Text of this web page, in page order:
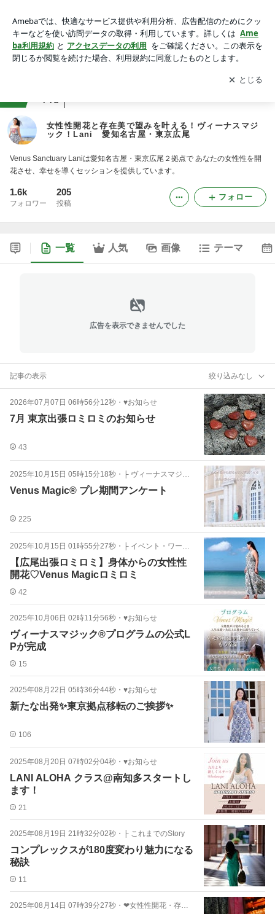
ani 愛知名古屋・東京広尾
アプリをダウンロードして ブログの更新通知
を受け取りまし
ょう。
開く
440
女性性開花と存在美で望みを叶える！ヴィーナスマジ
ック！Lani 愛知名古屋・東京広尾
Venus Sanctuary Laniは愛知名古屋・東京広尾２拠点で あなたの女性性を開
花させ、幸せを導くセッションを提供しています。
1.6k
フォロワー
205
投稿
フォロー
一覧 人気 画像 テーマ
広告を表示できませんでした
記事の表示 絞り込みなし
2026年07月07日 06時56分12秒 ・ ♥お知らせ
7月 東京出張ロミロミのお知らせ
43
2025年10月15日 05時15分18秒 ・ ├ ヴィーナスマジックプログラムご感想
Venus Magic® プレ期間アンケート
225
2025年10月15日 01時55分27秒 ・ ├ イベント・ワークショップのお知らせ
【広尾出張ロミロミ】身体からの女性性
開花♡Venus Magicロミロミ
42
2025年10月06日 02時11分56秒 ・ ♥お知らせ
ヴィーナスマジック®プログラムの公式L
Pが完成
15
2025年08月22日 05時36分44秒 ・ ♥お知らせ
新たな出発✨東京拠点移転のご挨拶✨
106
2025年08月20日 07時02分04秒 ・ ♥お知らせ
LANI ALOHA クラス@南知多スタートし
ます！
21
2025年08月19日 21時32分02秒 ・ ├ これまでのStory
コンプレックスが180度変わり魅力になる
秘訣
11
2025年08月14日 07時39分27秒 ・ ❤女性性開花・存在美コラム